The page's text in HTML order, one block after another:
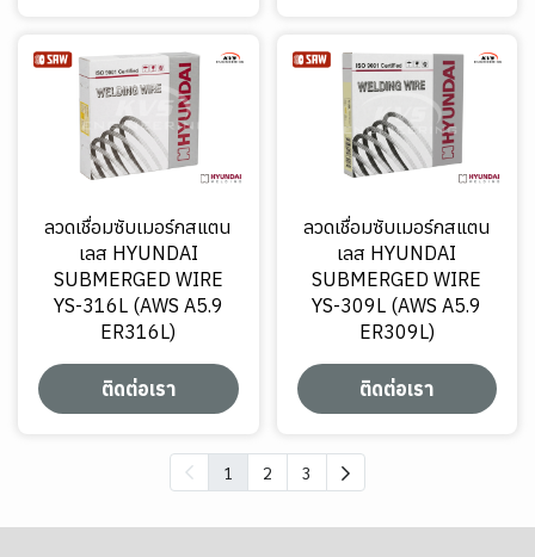
ลวดเชื่อมซับเมอร์กสแตน
เลส HYUNDAI
SUBMERGED WIRE
YS-316L (AWS A5.9
ER316L)
ติดต่อเรา
ลวดเชื่อมซับเมอร์กสแตน
เลส HYUNDAI
SUBMERGED WIRE
YS-309L (AWS A5.9
ER309L)
ติดต่อเรา
1 2 3